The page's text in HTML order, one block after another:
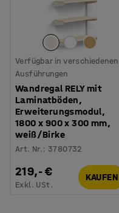
Verfügbar in verschiedenen
Ausführungen
Wandregal RELY mit
Laminatböden,
Erweiterungsmodul,
1800 x 900 x 300 mm,
weiß/Birke
Art. Nr.:3780732
219,- €
Exkl. USt.
KAUFEN